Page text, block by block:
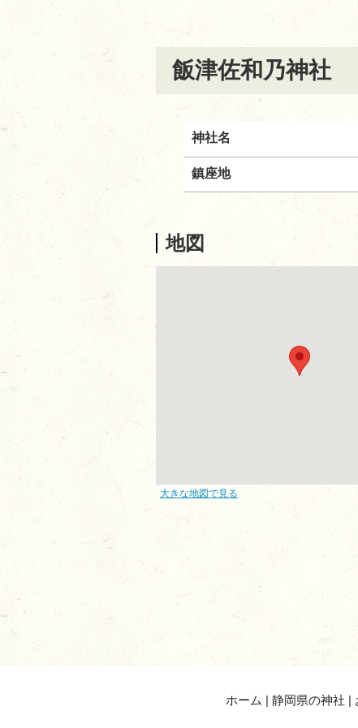
飯津佐和乃神社
神社名
鎮座地
地図
大きな地図で見る
ホーム | 静岡県の神社 |